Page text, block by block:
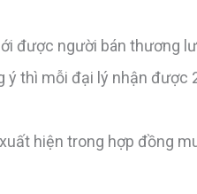
được người bán thương
ý thì mỗi đại lý nhận được
hiện trong hợp đồng